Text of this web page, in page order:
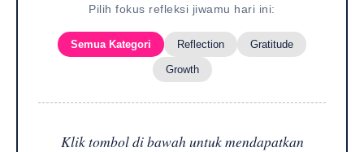
Pilih fokus refleksi jiwamu hari ini:
Semua Kategori Reflection Gratitude
Growth
Klik tombol di bawah untuk mendapatkan